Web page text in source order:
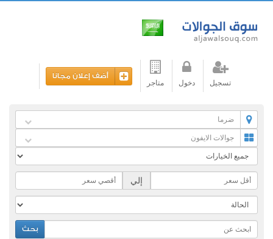
تسجيل دخول متاجر
أضف إعلان مجانا
ضرما
جوالات الايفون
إلي
بحث